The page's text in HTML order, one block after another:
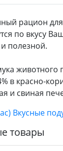
рацион
по вкусу
полезной.
животного
в красно-
и свиная
Вкусные
товары